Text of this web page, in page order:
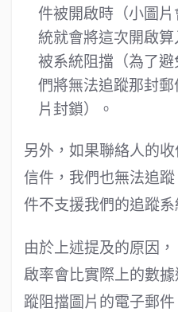
件被開啟時（小圖
統就會將這次開啟
被系統阻擋（為了
們將無法追蹤那封
片封鎖）。
另外，如果聯絡人的
信件，我們也無法追
件不支援我們的追蹤系
由於上述提及的原因
啟率會比實際上的數
蹤阻擋圖片的電子郵